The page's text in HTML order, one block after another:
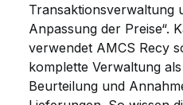
Transaktionsverwaltung
Anpassung der Preise“.
verwendet AMCS Recy
komplette Verwaltung
Beurteilung und